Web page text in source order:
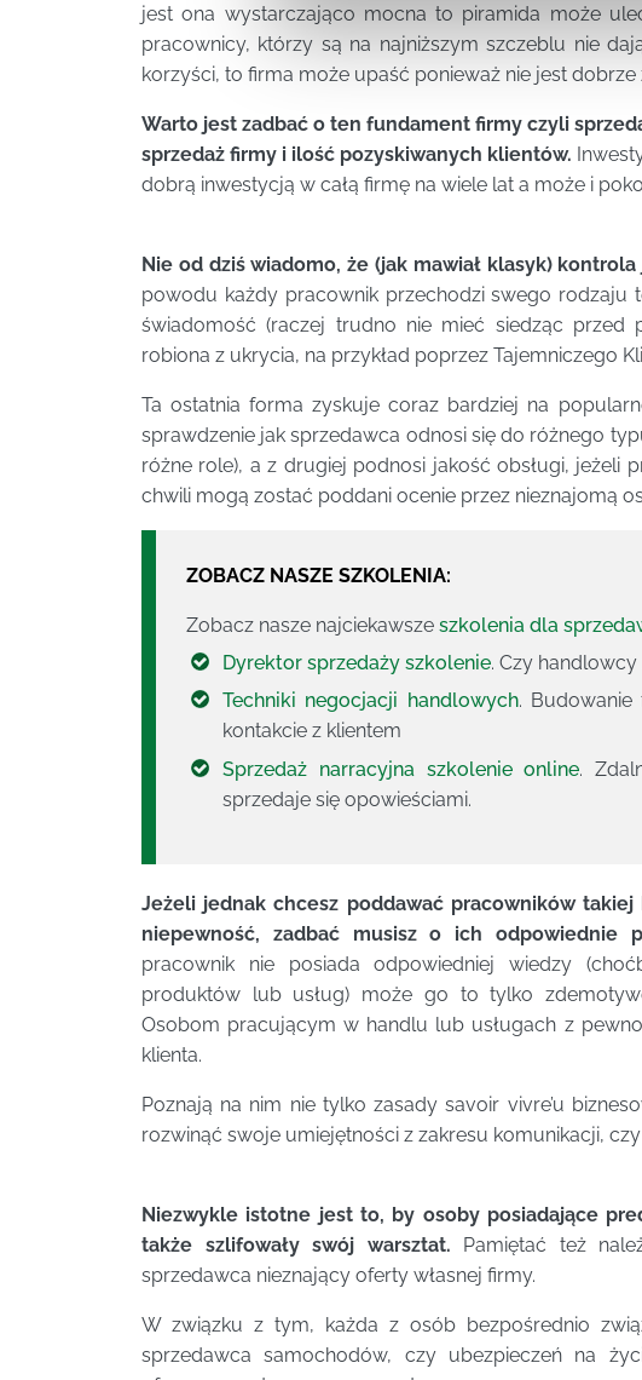
jest ona wystarczająco mocna to piramida może
pracownicy, którzy są na najniższym szczeblu nie
korzyści, to firma może upaść ponieważ nie jest dobrze
Warto jest zadbać o ten fundament firmy czyli
sprzedaż firmy i ilość pozyskiwanych klientów.
dobrą inwestycją w całą firmę na wiele lat a może i
Nie od dziś wiadomo, że (jak mawiał klasyk)
powodu każdy pracownik przechodzi swego rodzaju
świadomość (raczej trudno nie mieć siedząc przed
robiona z ukrycia, na przykład poprzez Tajemniczego
Ta ostatnia forma zyskuje coraz bardziej na
sprawdzenie jak sprzedawca odnosi się do różnego
różne role), a z drugiej podnosi jakość obsługi, jeżeli
chwili mogą zostać poddani ocenie przez nieznajomą
ZOBACZ NASZE SZKOLENIA:
Zobacz nasze najciekawsze szkolenia dla
Dyrektor sprzedaży szkolenie. Czy
Techniki negocjacji handlowych. Budowanie
kontakcie z klientem
Sprzedaż narracyjna szkolenie online.
sprzedaje się opowieściami.
Jeżeli jednak chcesz poddawać pracowników
niepewność, zadbać musisz o ich odpowiednie
pracownik nie posiada odpowiedniej wiedzy
produktów lub usług) może go to tylko
Osobom pracującym w handlu lub usługach z
klienta.
Poznają na nim nie tylko zasady savoir vivre’u
rozwinąć swoje umiejętności z zakresu komunikacji,
Niezwykle istotne jest to, by osoby posiadające
także szlifowały swój warsztat. Pamiętać też
sprzedawca nieznający oferty własnej firmy.
W związku z tym, każda z osób bezpośrednio
sprzedawca samochodów, czy ubezpieczeń na